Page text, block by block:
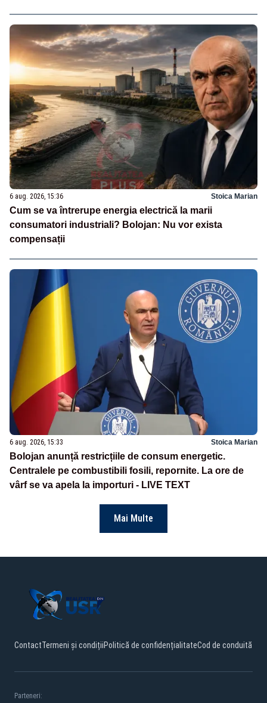
6 aug. 2026, 15:36 Stoica Marian
Cum se va întrerupe energia electrică la marii
consumatori industriali? Bolojan: Nu vor exista
compensații
6 aug. 2026, 15:33 Stoica Marian
Bolojan anunță restricțiile de consum energetic.
Centralele pe combustibili fosili, repornite. La ore de
vârf se va apela la importuri - LIVE TEXT
Mai Multe
ContactTermeni și condițiiPolitică de confidențialitateCod de conduită
Parteneri: